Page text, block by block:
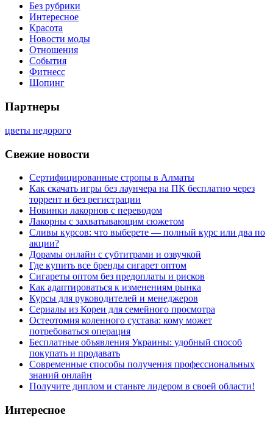
Без рубрики
Интересное
Красота
Новости моды
Отношения
События
Фитнесс
Шопинг
Партнеры
цветы недорого
Свежие новости
Сертифицированные стропы в Алматы
Как скачать игры без лаунчера на ПК бесплатно через
торрент и без регистрации
Новинки лакорнов с переводом
Лакорны с захватывающим сюжетом
Сливы курсов: что выберете — полный курс или два по
акции?
Дорамы онлайн с субтитрами и озвучкой
Где купить все бренды сигарет оптом
Сигареты оптом без предоплаты и рисков
Как адаптироваться к изменениям рынка
Курсы для руководителей и менеджеров
Сериалы из Кореи для семейного просмотра
Остеотомия коленного сустава: кому может
потребоваться операция
Бесплатные объявления Украины: удобный способ
покупать и продавать
Современные способы получения профессиональных
знаний онлайн
Получите диплом и станьте лидером в своей области!
Интересное